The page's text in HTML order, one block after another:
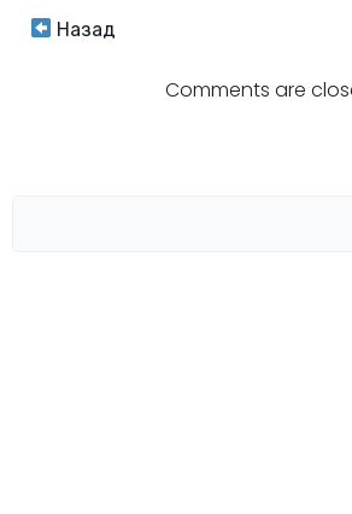
Навигация
Назад
по
Comments are